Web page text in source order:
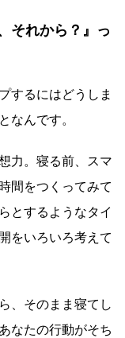
それから？』っ
するにはどうしま
なんです。
力。寝る前、スマ
間をつくってみて
とするようなタイ
をいろいろ考えて
、そのまま寝てし
なたの行動がそち